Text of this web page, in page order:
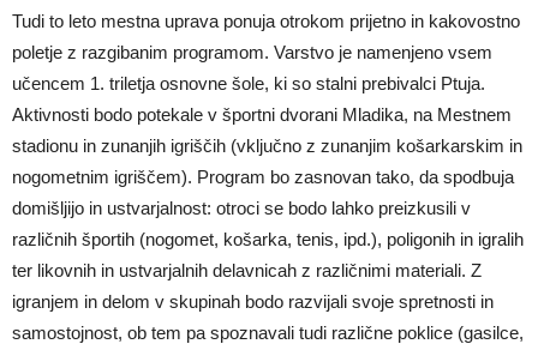
Tudi to leto mestna uprava ponuja otrokom prijetno in kakovostno
poletje z razgibanim programom. Varstvo je namenjeno vsem
učencem 1. triletja osnovne šole, ki so stalni prebivalci Ptuja.
Aktivnosti bodo potekale v športni dvorani Mladika, na Mestnem
stadionu in zunanjih igriščih (vključno z zunanjim košarkarskim in
nogometnim igriščem). Program bo zasnovan tako, da spodbuja
domišljijo in ustvarjalnost: otroci se bodo lahko preizkusili v
različnih športih (nogomet, košarka, tenis, ipd.), poligonih in igralih
ter likovnih in ustvarjalnih delavnicah z različnimi materiali. Z
igranjem in delom v skupinah bodo razvijali svoje spretnosti in
samostojnost, ob tem pa spoznavali tudi različne poklice (gasilce,